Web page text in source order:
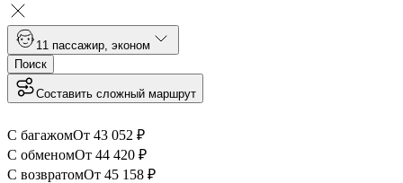
1 1 пассажир эконом
Поиск
Составить сложный маршрут
С багажомОт 43 052 ₽
С обменомОт 44 420 ₽
С возвратомОт 45 158 ₽